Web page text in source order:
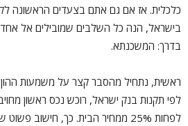
כלכלית. אז אם גם אתם בצעדים הראשונה
בישראל, הנה כל השלבים שמובילים אל אחד
בדרך: המשכנתא.
ראשית, נתחיל מהסבר קצר על משמעות
לפי תקנות בנק ישראל, רוכש נכס ראשון
לפחות 25% ממחיר הבית. כך,